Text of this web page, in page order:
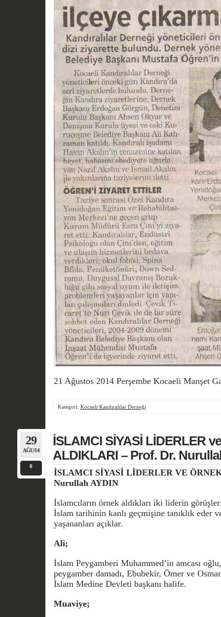
21 Ağustos 2014 Perşembe Kocaeli Manşet
Kategori: Kocaeli Kandıralılar Derneği
29
AĞU/14
0
İSLAMCI SİYASİ LİDERLER
ALDIKLARI – Prof. Dr.
İSLAMCI SİYASİ LİDERLER VE
Nurullah AYDIN
İslamcıların örnek aldıkları iki liderin
İslam tarihinin kanlı geçmişine tanıklık eder
yaşananları açıklar.
Ali;
İslam Peygamberi Muhammed’in amcası
peygamber damadı, Ebubekir, Ömer ve
İslam Medine Devleti başkanı halife.
Muaviye;